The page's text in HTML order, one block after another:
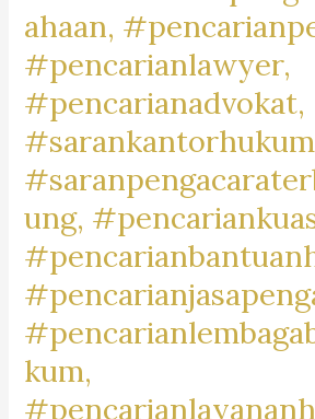
#jasapengacaraperusahaan,
#pencariankantoradvokat,
#lawyertiktok,
#rekomendasipengacara,
#rekomendasilawyer,
#beranda,
#pengacaratrendingdibandung,
#pengacaralagiviraldicimahi,
#pengacarapalingbanyakdicari,
#pengacaratanah,
#pengacarashm,
#aktivitaslawyer,
ahaan,
#pencarianlawyer,
#pencarianadvokat,
ung,
kum,